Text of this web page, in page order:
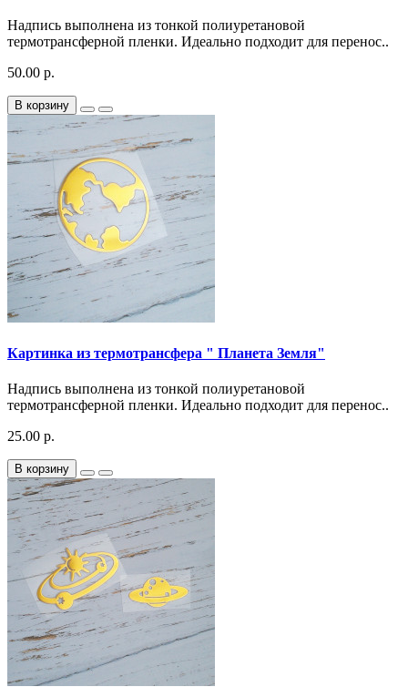
Надпись выполнена из тонкой полиуретановой
термотрансферной пленки. Идеально подходит для перенос..
50.00 р.
В корзину
Картинка из термотрансфера " Планета Земля"
Надпись выполнена из тонкой полиуретановой
термотрансферной пленки. Идеально подходит для перенос..
25.00 р.
В корзину